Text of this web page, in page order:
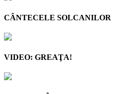
CÂNTECELE SOLCANILOR
VIDEO: GREAŢA!